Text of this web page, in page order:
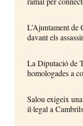
L’Ajuntament de
davant els
La Diputació de
homologades a
Salou exigeix
il·legal a